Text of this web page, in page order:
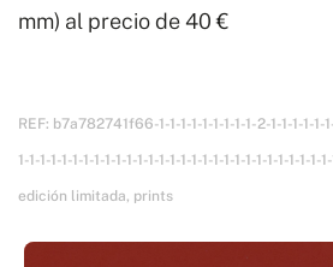
mm) al precio de 40 €
REF: b7a782741f66-1-1-1-1-1-1-1-1-1-2-1-1-1-1-1-
1-1-1-1-1-1-1-1-1-1-1-1-1-1-1-1-1-1-1-1-1-1-1-1-1-1-1-1-
edición limitada, prints